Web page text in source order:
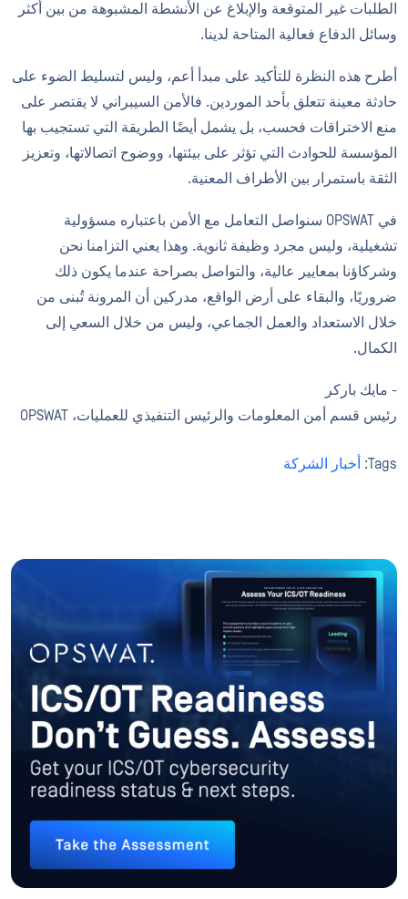
الطلبات غير المتوقعة والإبلاغ عن الأنشطة المشبوهة من بين أكثر
وسائل الدفاع فعالية المتاحة لدينا.
أطرح هذه النظرة للتأكيد على مبدأ أعم، وليس لتسليط الضوء على
حادثة معينة تتعلق بأحد الموردين. فالأمن السيبراني لا يقتصر على
منع الاختراقات فحسب، بل يشمل أيضًا الطريقة التي تستجيب بها
المؤسسة للحوادث التي تؤثر على بيئتها، ووضوح اتصالاتها، وتعزيز
الثقة باستمرار بين الأطراف المعنية.
في OPSWAT سنواصل التعامل مع الأمن باعتباره مسؤولية
تشغيلية، وليس مجرد وظيفة ثانوية. وهذا يعني التزامنا نحن
وشركاؤنا بمعايير عالية، والتواصل بصراحة عندما يكون ذلك
ضروريًا، والبقاء على أرض الواقع، مدركين أن المرونة تُبنى من
خلال الاستعداد والعمل الجماعي، وليس من خلال السعي إلى
الكمال.
- مايك باركر
رئيس قسم أمن المعلومات والرئيس التنفيذي للعمليات، OPSWAT
Tags: أخبار الشركة